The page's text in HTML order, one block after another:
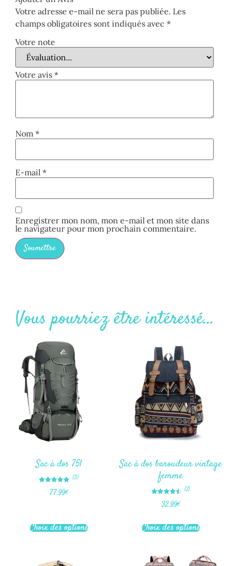
Votre adresse e-mail ne sera pas publiée. Les
champs obligatoires sont indiqués avec *
Votre note
Votre avis *
Nom *
E-mail *
Enregistrer mon nom, mon e-mail et mon site dans
le navigateur pour mon prochain commentaire.
Vous pourriez être intéressé...
Sac à dos 75l
Note
5.00
(3)
77.99€
Choix des options
Sac à dos baroudeur vintage
femme
Note
4.50
(2)
32.99€
Choix des options